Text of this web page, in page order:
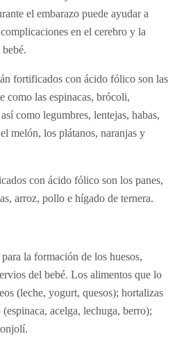
el embarazo puede ayudar a
en el cerebro y la
fortificados con ácido fólico son las
como las espinacas, brócoli,
como legumbres, lentejas, habas,
melón, los plátanos, naranjas y
con ácido fólico son los panes,
arroz, pollo e hígado de ternera.
la formación de los huesos,
del bebé. Los alimentos que lo
(leche, yogurt, quesos); hortalizas
acelga, lechuga, berro);